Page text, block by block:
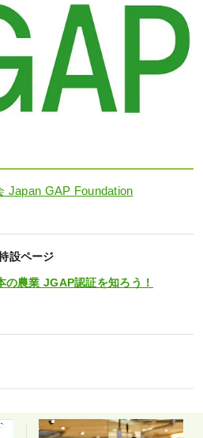
Japan GAP Foundation
設ページ
の農業 JGAP認証を知ろう！